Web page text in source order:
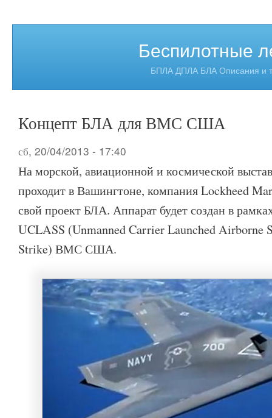
Беспилотные
БПЛА ДПЛА БЛА Описания и
Концепт БЛА для ВМС США
сб, 20/04/2013 - 17:40
На морской, авиационной и космической
проходит в Вашингтоне, компания Lockheed
свой проект БЛА. Аппарат будет создан в
UCLASS (Unmanned Carrier Launched Airborne
Strike) ВМС США.